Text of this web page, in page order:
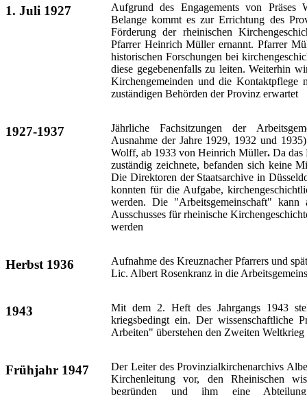
1. Juli 1927
Aufgrund des Engagements von Präses
Belange kommt es zur Errichtung des
Förderung der rheinischen
Pfarrer Heinrich Müller ernannt. Pfarrer
historischen Forschungen bei
diese gegebenenfalls zu leiten. Weiterhin
Kirchengemeinden und die Kontaktpflege
zuständigen Behörden der Provinz erwartet
1927-1937
Jährliche Fachsitzungen der
Ausnahme der Jahre 1929, 1932 und
Wolff, ab 1933 von Heinrich Müller. Da das
zuständig zeichnete, befanden sich keine
Die Direktoren der Staatsarchive in
konnten für die Aufgabe,
werden. Die "Arbeitsgemeinschaft" kann
Ausschusses für rheinische
werden
Herbst 1936
Aufnahme des Kreuznacher Pfarrers und
Lic. Albert Rosenkranz in die
1943
Mit dem 2. Heft des Jahrgangs 1943
kriegsbedingt ein. Der wissenschaftliche
Arbeiten" überstehen den Zweiten
Frühjahr 1947
Der Leiter des Provinzialkirchenarchivs
Kirchenleitung vor, den Rheinischen
begründen und ihm eine